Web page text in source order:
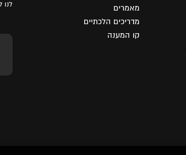
מאמרים
מדריכים הלכתיים
קו המענה
לנו